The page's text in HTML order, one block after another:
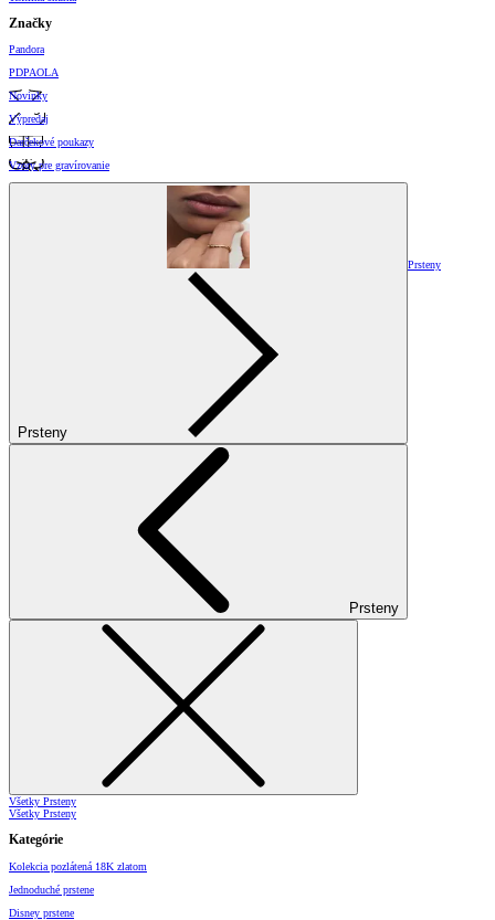
Značky
Pandora
PDPAOLA
Novinky
Výpredaj
Darčekové poukazy
Vzory pre gravírovanie
Prsteny
Prsteny
Prsteny
Všetky Prsteny
Všetky Prsteny
Kategórie
Kolekcia pozlátená 18K zlatom
Jednoduché prstene
Disney prstene